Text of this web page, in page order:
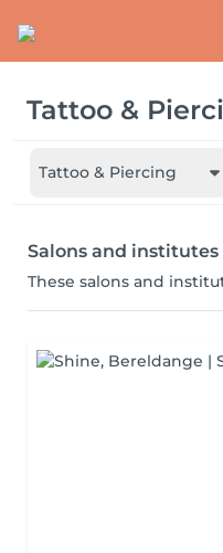
Tattoo &
Tattoo & Piercing
Salons and
These salons and